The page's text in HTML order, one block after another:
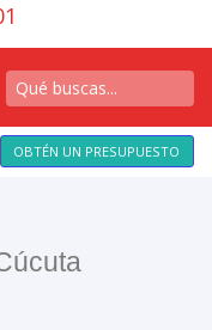
OBTÉN UN PRESUPUESTO